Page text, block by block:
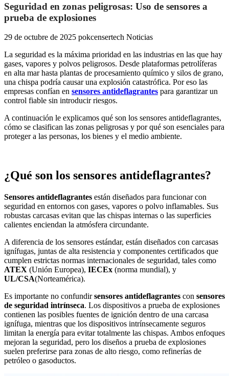
Seguridad en zonas peligrosas: Uso de sensores a
prueba de explosiones
29 de octubre de 2025 pokcensertech Noticias
La seguridad es la máxima prioridad en las industrias en las que hay
gases, vapores y polvos peligrosos. Desde plataformas petrolíferas
en alta mar hasta plantas de procesamiento químico y silos de grano,
una chispa podría causar una explosión catastrófica. Por eso las
empresas confían en sensores antideflagrantes para garantizar un
control fiable sin introducir riesgos.
A continuación le explicamos qué son los sensores antideflagrantes,
cómo se clasifican las zonas peligrosas y por qué son esenciales para
proteger a las personas, los bienes y el medio ambiente.
¿Qué son los sensores antideflagrantes?
Sensores antideflagrantes están diseñados para funcionar con
seguridad en entornos con gases, vapores o polvo inflamables. Sus
robustas carcasas evitan que las chispas internas o las superficies
calientes enciendan la atmósfera circundante.
A diferencia de los sensores estándar, están diseñados con carcasas
ignífugas, juntas de alta resistencia y componentes certificados que
cumplen estrictas normas internacionales de seguridad, tales como
ATEX (Unión Europea), IECEx (norma mundial), y
UL/CSA(Norteamérica).
Es importante no confundirsensores antideflagrantes con sensores
de seguridad intrínseca. Los dispositivos a prueba de explosiones
contienen las posibles fuentes de ignición dentro de una carcasa
ignífuga, mientras que los dispositivos intrínsecamente seguros
limitan la energía para evitar totalmente las chispas. Ambos enfoques
mejoran la seguridad, pero los diseños a prueba de explosiones
suelen preferirse para zonas de alto riesgo, como refinerías de
petróleo o gasoductos.